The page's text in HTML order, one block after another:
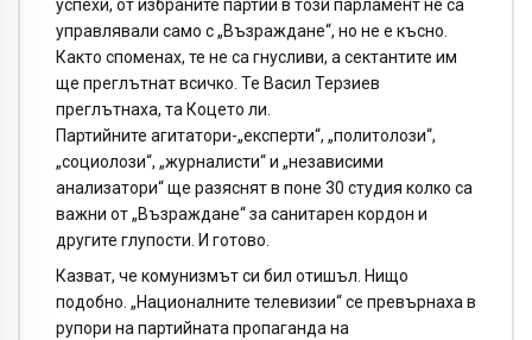
успехи, от избраните партии в този парламент не са
управлявали само с „Възраждане“, но не е късно.
Както споменах, те не са гнусливи, а сектантите им
ще преглътнат всичко. Те Васил Терзиев
преглътнаха, та Коцето ли.
Партийните агитатори-„експерти“, „политолози“,
„социолози“, „журналисти“ и „независими
анализатори“ ще разяснят в поне 30 студия колко са
важни от „Възраждане“ за санитарен кордон и
другите глупости. И готово.
Казват, че комунизмът си бил отишъл. Нищо
подобно. „Националните телевизии“ се превърнаха в
рупори на партийната пропаганда на